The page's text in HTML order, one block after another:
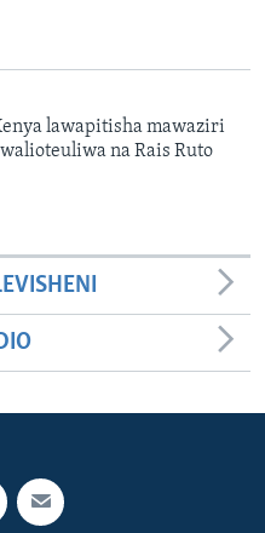
lawapitisha mawaziri
na Rais Ruto